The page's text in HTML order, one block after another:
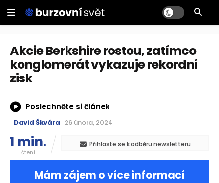
Akcie Berkshire rostou, zatímco
konglomerát vykazuje rekordní
zisk
Poslechněte si článek
David Škvára 26 února, 2024
1 min.
čtení
Přihlaste se k odběru newsletteru
Mám zájem o více informací